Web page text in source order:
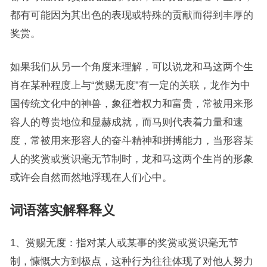
都有可能因为其出色的表现或特殊的贡献而得到丰厚的
奖赏。
如果我们从另一个角度来理解，可以说龙和马这两个生
肖在某种程度上与“赏赐无度”有一定的关联，龙作为中
国传统文化中的神兽，象征着权力和富贵，常被用来形
容人的尊贵地位和显赫成就，而马则代表着力量和速
度，常被用来形容人的奋斗精神和拼搏能力，当形容某
人的奖赏或赏识毫无节制时，龙和马这两个生肖的形象
或许会自然而然地浮现在人们心中。
词语落实解释释义
1、赏赐无度：指对某人或某事的奖赏或赏识毫无节
制，慷慨大方到极点，这种行为往往体现了对他人努力